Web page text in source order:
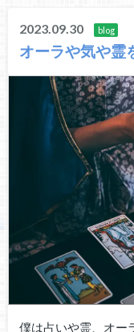
2023.09.30 blog
オーラや気や霊
僕は占いや霊、オー